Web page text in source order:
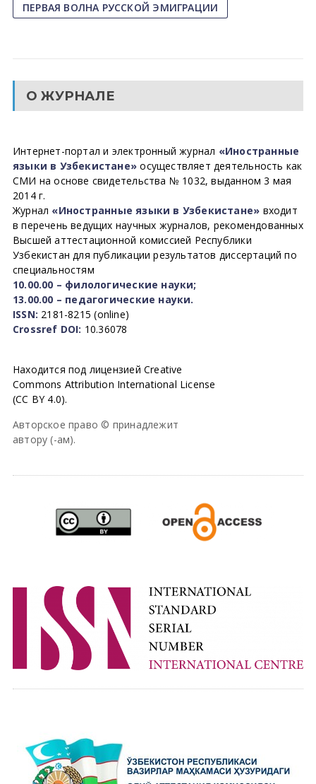
ПЕРВАЯ ВОЛНА РУССКОЙ ЭМИГРАЦИИ
О ЖУРНАЛЕ
Интернет-портал и электронный журнал «Иностранные
языки в Узбекистане» осуществляет деятельность как
СМИ на основе свидетельства № 1032, выданном 3 мая
2014 г.
Журнал «Иностранные языки в Узбекистане» входит
в перечень ведущих научных журналов, рекомендованных
Высшей аттестационной комиссией Республики
Узбекистан для публикации результатов диссертаций по
специальностям
10.00.00 – филологические науки;
13.00.00 – педагогические науки.
ISSN: 2181-8215 (online)
Crossref DOI: 10.36078
Находится под лицензией Creative
Commons Attribution International License
(CC BY 4.0).
Авторское право © принадлежит
автору (-ам).